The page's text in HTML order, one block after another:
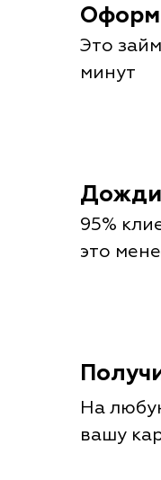
Это
минут
95%
это
На
вашу